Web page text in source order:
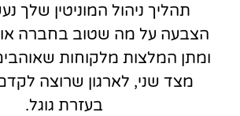
תהליך ניהול המוניטין שלך
הצבעה על מה שטוב בחברה
ומתן המלצות מלקוחות
מצד שני, לארגון שרוצה
בעזרת גוגל.